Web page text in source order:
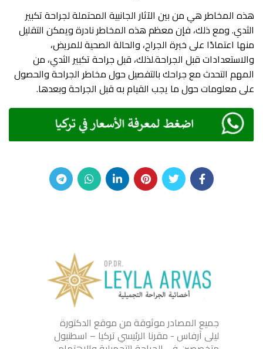
هذه المخاطر هي من بين الآثار الجانبية المحتملة لجراحة تكبير
الثدي. ومع ذلك، فإن معظم هذه المخاطر نادرة ويمكن التقليل
منها اعتمادًا على خبرة الجراح، والحالة الصحية للمريض،
والاستعدادات قبل الجراحة.لذلك، قبل جراحة تكبير الثدي، من
المهم التحدث مع جراحك بالتفصيل حول مخاطر الجراحة والحصول
على معلومات حول ما يجب القيام به قبل الجراحة وبعدها.
جميع المصادر موثوقة من موقع الدكتورة
ليلى آرفاس - مقرنا الرئيسي تركيا – اسطنبول